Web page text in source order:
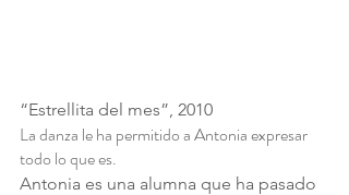
“Estrellita del mes”, 2010
La danza le ha permitido a Antonia expresar
todo lo que es.
Antonia es una alumna que ha pasado